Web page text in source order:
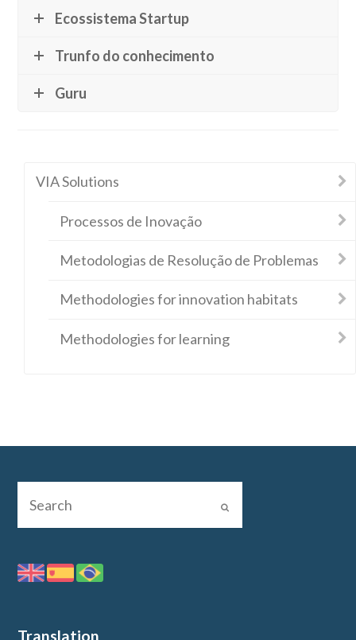
Ecossistema Startup
Trunfo do conhecimento
Guru
VIA Solutions
Processos de Inovação
Metodologias de Resolução de Problemas
Methodologies for innovation habitats
Methodologies for learning
Translation